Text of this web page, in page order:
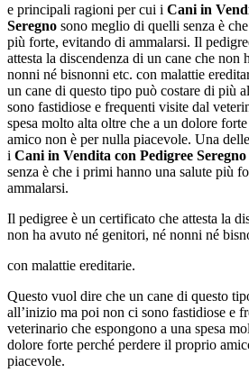
e principali ragioni per cui i Cani in
Seregno sono meglio di quelli senza è
più forte, evitando di ammalarsi. Il
attesta la discendenza di un cane che non
nonni né bisnonni etc. con malattie
un cane di questo tipo può costare di più
sono fastidiose e frequenti visite dal
spesa molto alta oltre che a un dolore
amico non è per nulla piacevole. Una
i Cani in Vendita con Pedigree Seregno
senza è che i primi hanno una salute più
ammalarsi.
Il pedigree è un certificato che attesta la
non ha avuto né genitori, né nonni né
con malattie ereditarie.
Questo vuol dire che un cane di questo
all’inizio ma poi non ci sono fastidiose e
veterinario che espongono a una spesa
dolore forte perché perdere il proprio
piacevole.